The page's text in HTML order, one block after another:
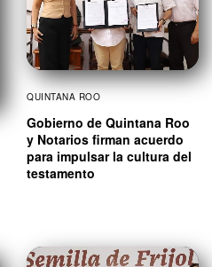
QUINTANA ROO
Gobierno de Quintana Roo
y Notarios firman acuerdo
para impulsar la cultura del
testamento